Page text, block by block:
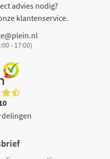
advies nodig?
klantenservice.
- 17:00)